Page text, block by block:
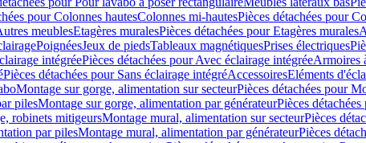
pour Colonnes hautesColonnes mi-hautesPièces détachées pour
meublesEtagères muralesPièces détachées pour Etagères murales
PoignéesJeux de piedsTableaux magnétiquesPrises électriques
intégréePièces détachées pour Avec éclairage intégréeArmoires
Pièces détachées pour Sans éclairage intégréAccessoiresEléments
Montage sur gorge, alimentation sur secteurPièces détachées pour
pilesMontage sur gorge, alimentation par générateurPièces
robinets mitigeursMontage mural, alimentation sur secteurPièces
par pilesMontage mural, alimentation par générateurPièces